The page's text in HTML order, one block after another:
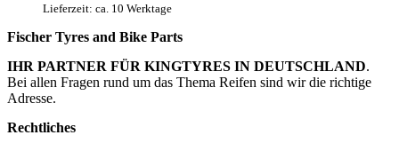
Lieferzeit: ca. 10 Werktage
Fischer Tyres and Bike Parts
IHR PARTNER FÜR KINGTYRES IN DEUTSCHLAND.
Bei allen Fragen rund um das Thema Reifen sind wir die richtige
Adresse.
Rechtliches